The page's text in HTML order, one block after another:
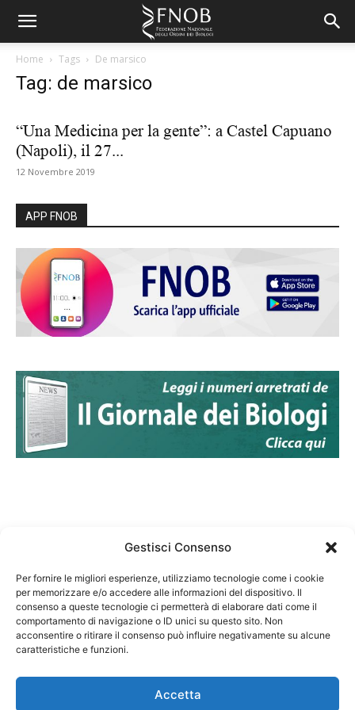
Gestisci Consenso
Per fornire le migliori esperienze, utilizziamo tecnologie come i cookie
per memorizzare e/o accedere alle informazioni del dispositivo. Il
consenso a queste tecnologie ci permetterà di elaborare dati come il
comportamento di navigazione o ID unici su questo sito. Non
acconsentire o ritirare il consenso può influire negativamente su alcune
caratteristiche e funzioni.
Accetta
Home Tags De marsico
Tag: de marsico
“Una Medicina per la gente”: a Castel Capuano
(Napoli), il 27...
12 Novembre 2019
APP FNOB
Federazione Nazionale Degli Ordini dei Biologi:
codice fiscale 80069130583
Responsabile sito internet www.fnob.it: Vincenzo